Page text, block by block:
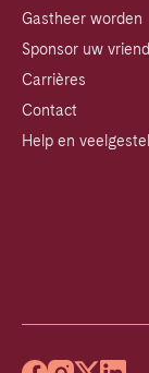
Gastheer worden
Sponsor uw
Carrières
Contact
Help en